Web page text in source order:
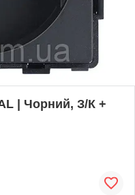
| Чорний, З/К +